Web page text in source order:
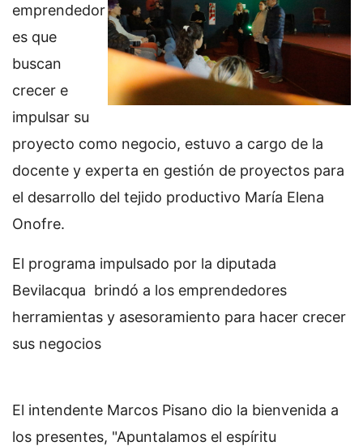
emprendedor
es que
buscan
crecer e
impulsar su
proyecto como negocio, estuvo a cargo de la
docente y experta en gestión de proyectos para
el desarrollo del tejido productivo María Elena
Onofre.
El programa impulsado por la diputada
Bevilacqua brindó a los emprendedores
herramientas y asesoramiento para hacer crecer
sus negocios
El intendente Marcos Pisano dio la bienvenida a
los presentes, "Apuntalamos el espíritu